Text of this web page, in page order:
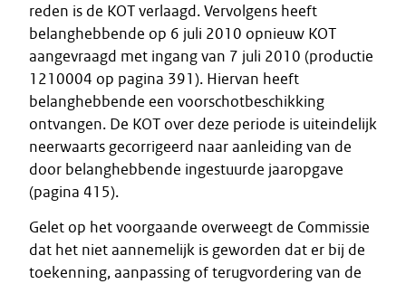
reden is de KOT verlaagd. Vervolgens heeft
belanghebbende op 6 juli 2010 opnieuw KOT
aangevraagd met ingang van 7 juli 2010 (productie
1210004 op pagina 391). Hiervan heeft
belanghebbende een voorschotbeschikking
ontvangen. De KOT over deze periode is uiteindelijk
neerwaarts gecorrigeerd naar aanleiding van de
door belanghebbende ingestuurde jaaropgave
(pagina 415).
Gelet op het voorgaande overweegt de Commissie
dat het niet aannemelijk is geworden dat er bij de
toekenning, aanpassing of terugvordering van de